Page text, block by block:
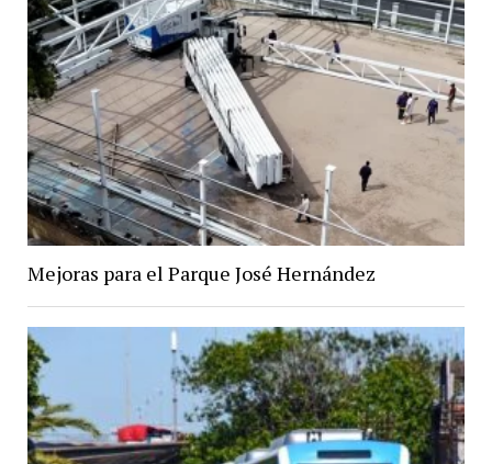
Mejoras para el Parque José Hernández